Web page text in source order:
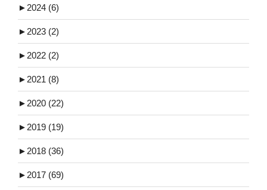
► 2024 (6)
► 2023 (2)
► 2022 (2)
► 2021 (8)
► 2020 (22)
► 2019 (19)
► 2018 (36)
► 2017 (69)